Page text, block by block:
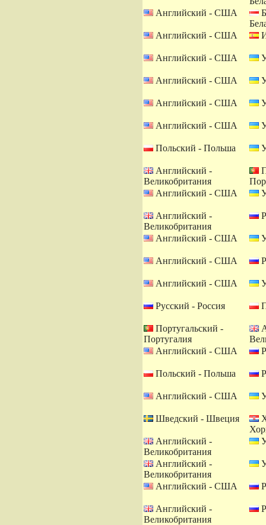
Английский - США
Английский - США
Английский - США
Английский - США
Английский - США
Английский - США
Польский - Польша
Английский -
Великобритания
Английский - США
Английский -
Великобритания
Английский - США
Английский - США
Английский - США
Русский - Россия
Португальский -
Португалия
Английский - США
Польский - Польша
Английский - США
Шведский - Швеция
Английский -
Великобритания
Английский -
Великобритания
Английский - США
Английский -
Великобритания